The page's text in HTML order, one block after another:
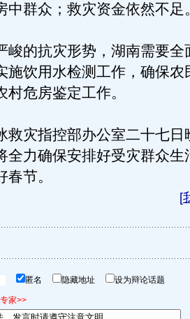
中群众；救灾资金依然不足
的抗灾形势，湖南需要全
施饮用水检测工作，确保农
村危房鉴定工作。
灾指控部办公室二十七日
全力确保安排好受灾群众生
节。
[
匿名 隐藏地址 设为辩论话题
家>>